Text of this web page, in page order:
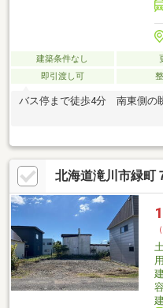
建築条件なし
即引渡し可
バス停まで徒歩4分 南東側の
北海道滝川市緑町